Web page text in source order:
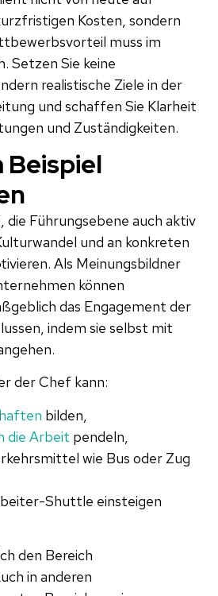
Kosten, sondern
muss im
Setzen Sie keine
realistische Ziele in der
und schaffen Sie Klarheit
und Zuständigkeiten.
die Führungsebene auch aktiv
und an konkreten
Als Meinungsbildner
können
das Engagement der
indem sie selbst mit
der Chef kann:
bilden,
die Arbeit pendeln,
wie Bus oder Zug
Shuttle einsteigen
den Bereich
in anderen